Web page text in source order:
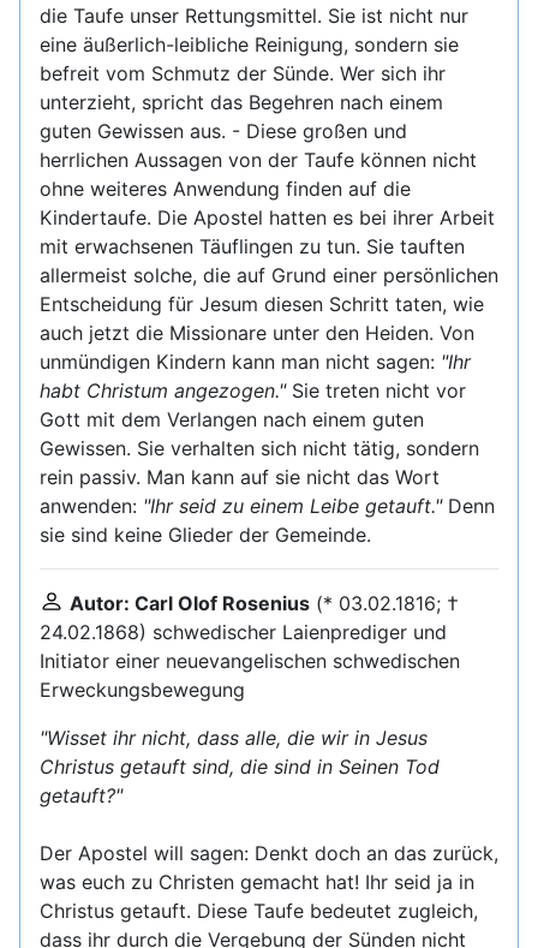
die Taufe unser Rettungsmittel. Sie ist nicht nur
eine äußerlich-leibliche Reinigung, sondern sie
befreit vom Schmutz der Sünde. Wer sich ihr
unterzieht, spricht das Begehren nach einem
guten Gewissen aus. - Diese großen und
herrlichen Aussagen von der Taufe können nicht
ohne weiteres Anwendung finden auf die
Kindertaufe. Die Apostel hatten es bei ihrer Arbeit
mit erwachsenen Täuflingen zu tun. Sie tauften
allermeist solche, die auf Grund einer persönlichen
Entscheidung für Jesum diesen Schritt taten, wie
auch jetzt die Missionare unter den Heiden. Von
unmündigen Kindern kann man nicht sagen: "Ihr
habt Christum angezogen."Sie treten nicht vor
Gott mit dem Verlangen nach einem guten
Gewissen. Sie verhalten sich nicht tätig, sondern
rein passiv. Man kann auf sie nicht das Wort
anwenden: "Ihr seid zu einem Leibe getauft."Denn
sie sind keine Glieder der Gemeinde.
Autor: Carl Olof Rosenius (* 03.02.1816; †
24.02.1868) schwedischer Laienprediger und
Initiator einer neuevangelischen schwedischen
Erweckungsbewegung
"Wisset ihr nicht, dass alle, die wir in Jesus
Christus getauft sind, die sind in Seinen Tod
getauft?"
Der Apostel will sagen: Denkt doch an das zurück,
was euch zu Christen gemacht hat! Ihr seid ja in
Christus getauft. Diese Taufe bedeutet zugleich,
dass ihr durch die Vergebung der Sünden nicht